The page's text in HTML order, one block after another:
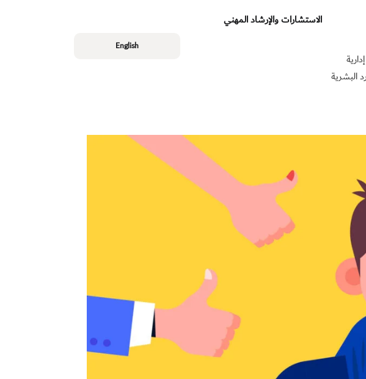
البشرية
الاستشارات والإرشاد المهني
English